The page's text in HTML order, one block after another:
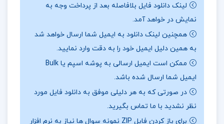
احترام میان ما برقرار است. اما ناگهان، همه چیز دچار
تغییر می‌شود و تصورات قبلی ما به چالش کشیده
می‌شود و در این لحظه، قدرت ما برای واکنش و تغییر
اوضاع به شدت محدود می‌شود.
جهت خرید فایل های
بیشتر پروژه کده را دنبال کنید.
درباره نویسی کتاب خفته در باد الگا کیایی :کتاب
لینک دانلود فایل بلافاصله بعد از پرداخت وجه به
نمایش در خواهد آمد.
همچنین لینک دانلود به ایمیل شما ارسال خواهد شد
به همین دلیل ایمیل خود را به دقت وارد نمایید.
ممکن است ایمیل ارسالی به پوشه اسپم یا Bulk
ایمیل شما ارسال شده باشد.
در صورتی که به هر دلیلی موفق به دانلود فایل مورد
نظر نشدید با ما تماس بگیرید.
برای باز کردن فایل ZIP نمونه سوال ها نیاز به نرم افزار